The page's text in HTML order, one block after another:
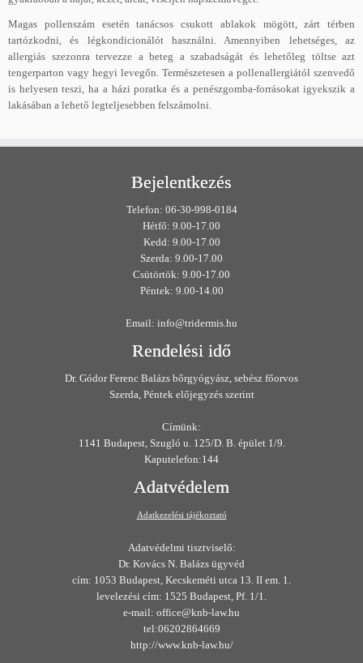
Magas pollenszám esetén tanácsos csukott ablakok mögött, zárt térben
tartózkodni, és légkondicionálót használni. Amennyiben lehetséges, az
allergiás szezonra tervezze a beteg a szabadságát és lehetőleg töltse azt
tengerparton vagy hegyi levegőn. Természetesen a pollenallergiától szenvedő
is helyesen teszi, ha a házi poratka és a penészgomba-forrásokat igyekszik a
lakásában a lehető legteljesebben felszámolni.
Bejelentkezés
Telefon: 06-30-998-0184
Hétfő: 9.00-17.00
Kedd: 9.00-17.00
Szerda: 9.00-17.00
Csütörtök: 9.00-17.00
Péntek: 9.00-14.00
Email: info@tridermis.hu
Rendelési idő
Dr. Gódor Ferenc Balázs bőrgyógyász, sebész főorvos
Szerda, Péntek előjegyzés szerint
Címünk:
1141 Budapest, Szugló u. 125/D. B. épület 1/9.
Kaputelefon:144
Adatvédelem
Adatkezelési tájékoztató
Adatvédelmi tisztviselő:
Dr. Kovács N. Balázs ügyvéd
cím: 1053 Budapest, Kecskeméti utca 13. II em. 1.
levelezési cím: 1525 Budapest, Pf. 1/1.
e-mail: office@knb-law.hu
tel:06202864669
http://www.knb-law.hu/